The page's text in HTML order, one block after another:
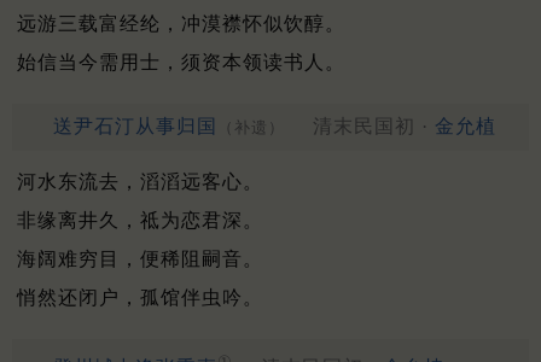
远游三载富经纶，冲漠襟怀似饮醇。
始信当今需用士，须资本领读书人。
送尹石汀从事归国 （补遗） 清末民国初 · 金允植
河水东流去，滔滔远客心。
非缘离井久，祗为恋君深。
海阔难穷目，便稀阻嗣音。
悄然还闭户，孤馆伴虫吟。